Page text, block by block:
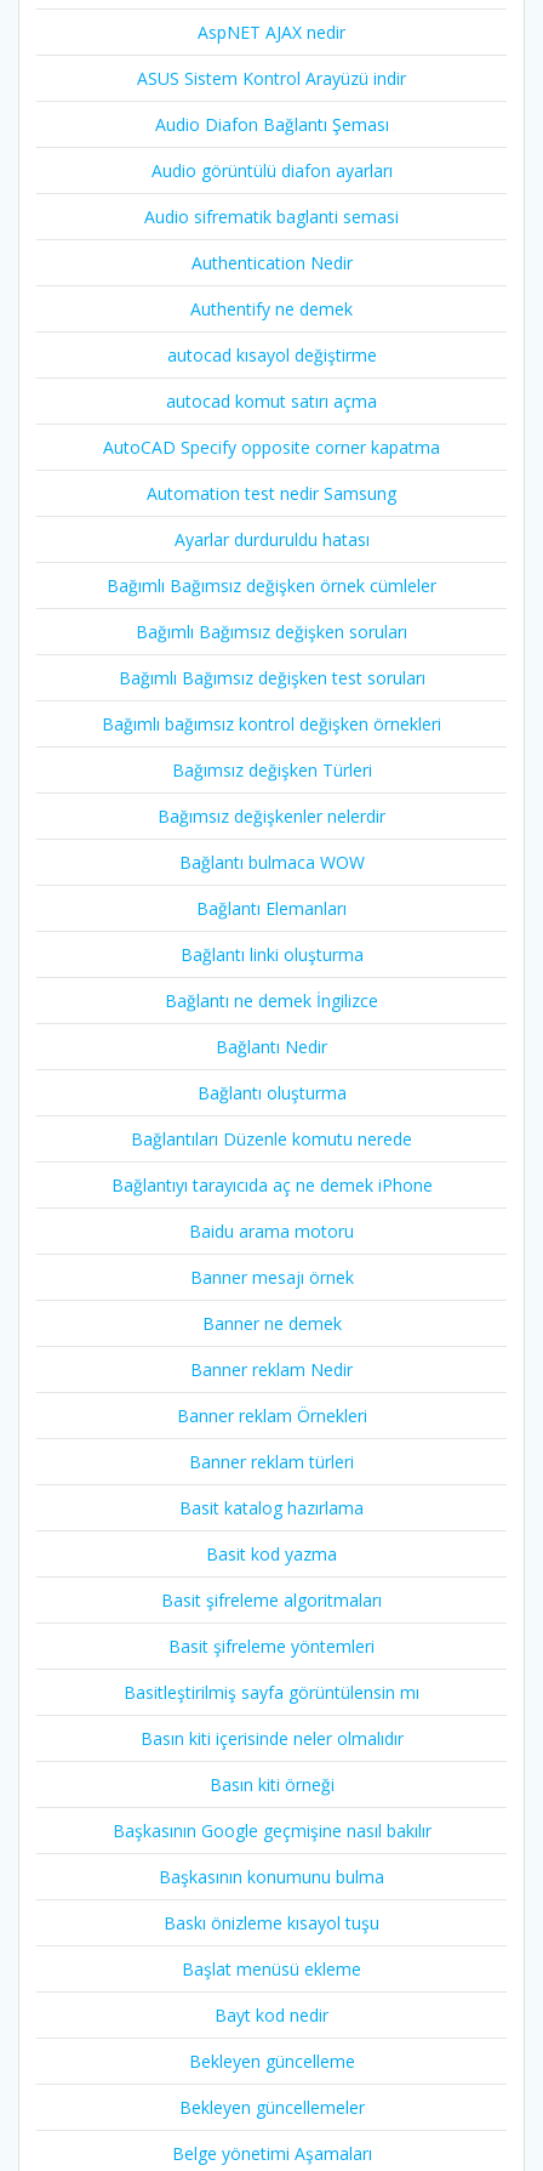
AspNET AJAX nedir
ASUS Sistem Kontrol Arayüzü indir
Audio Diafon Bağlantı Şeması
Audio görüntülü diafon ayarları
Audio sifrematik baglanti semasi
Authentication Nedir
Authentify ne demek
autocad kısayol değiştirme
autocad komut satırı açma
AutoCAD Specify opposite corner kapatma
Automation test nedir Samsung
Ayarlar durduruldu hatası
Bağımlı Bağımsız değişken örnek cümleler
Bağımlı Bağımsız değişken soruları
Bağımlı Bağımsız değişken test soruları
Bağımlı bağımsız kontrol değişken örnekleri
Bağımsız değişken Türleri
Bağımsız değişkenler nelerdir
Bağlantı bulmaca WOW
Bağlantı Elemanları
Bağlantı linki oluşturma
Bağlantı ne demek İngilizce
Bağlantı Nedir
Bağlantı oluşturma
Bağlantıları Düzenle komutu nerede
Bağlantıyı tarayıcıda aç ne demek iPhone
Baidu arama motoru
Banner mesajı örnek
Banner ne demek
Banner reklam Nedir
Banner reklam Örnekleri
Banner reklam türleri
Basit katalog hazırlama
Basit kod yazma
Basit şifreleme algoritmaları
Basit şifreleme yöntemleri
Basitleştirilmiş sayfa görüntülensin mı
Basın kiti içerisinde neler olmalıdır
Basın kiti örneği
Başkasının Google geçmişine nasıl bakılır
Başkasının konumunu bulma
Baskı önizleme kısayol tuşu
Başlat menüsü ekleme
Bayt kod nedir
Bekleyen güncelleme
Bekleyen güncellemeler
Belge yönetimi Aşamaları